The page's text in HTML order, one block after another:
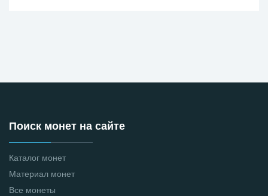
Поиск монет на сайте
Каталог монет
Материал монет
Все монеты